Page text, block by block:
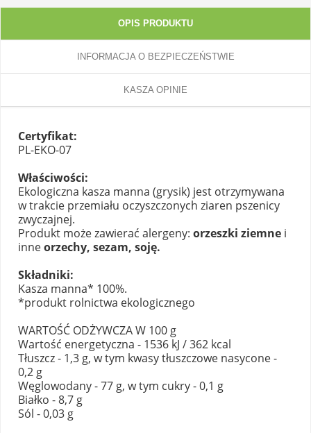
OPIS PRODUKTU
INFORMACJA O BEZPIECZEŃSTWIE
KASZA OPINIE
Certyfikat:
PL-EKO-07
Właściwości:
Ekologiczna kasza manna (grysik) jest otrzymywana
w trakcie przemiału oczyszczonych ziaren pszenicy
zwyczajnej.
Produkt może zawierać alergeny: orzeszki ziemne i
inneorzechy, sezam, soję.
Składniki:
Kasza manna* 100%.
*produkt rolnictwa ekologicznego
WARTOŚĆ ODŻYWCZA W 100 g
Wartość energetyczna - 1536 kJ / 362 kcal
Tłuszcz - 1,3 g, w tym kwasy tłuszczowe nasycone -
0,2 g
Węglowodany - 77 g, w tym cukry - 0,1 g
Białko - 8,7 g
Sól - 0,03 g